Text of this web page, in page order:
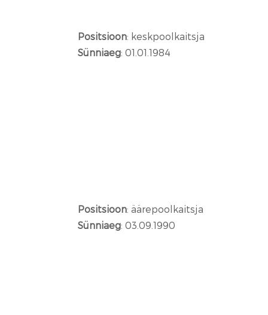
Positsioon: keskpoolkaitsja
Sünniaeg: 01.01.1984
Positsioon: äärepoolkaitsja
Sünniaeg: 03.09.1990